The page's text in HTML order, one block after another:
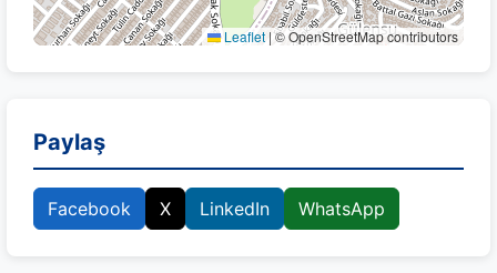
Leaflet |© OpenStreetMap contributors
Paylaş
Facebook X LinkedIn WhatsApp